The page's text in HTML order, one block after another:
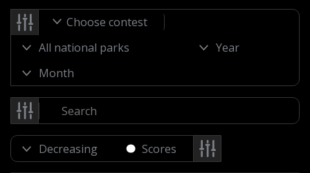
Choose contest
Scores